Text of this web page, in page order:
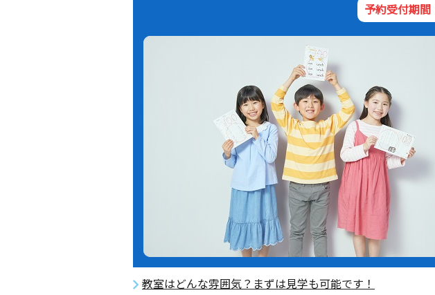
予約受付期
教室はどんな雰囲気？まずは見学も可能です！